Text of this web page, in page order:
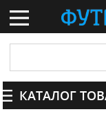
КАТАЛОГ